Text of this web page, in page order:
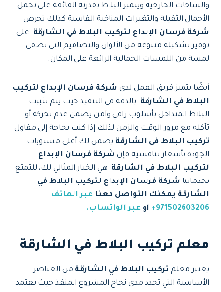
والساحات الخارجية ويتميز البلاط بقدرته الفائقة على تحمل
الأحمال الثقيلة والتغيرات المناخية القاسية كذلك تحرص
شركة فرسان الإبداع لتركيب البلاط في الشارقة على
توفير تشكيلة متنوعة من الألوان والتصاميم التي تضفي
لمسة من اللمسات الجمالية الرائعة على المكان.
أيضًا يتميز فريق العمل لدى شركة فرسان الإبداع لتركيب
البلاط في الشارقة بالدقة في التنفيذ حيث يتم تثبيت
البلاط المتداخل بأسلوب راقي وآمن يضمن عدم تحركه أو
تآكله مع مرور الوقت والزمن لذلك إذا كنت بحاجة إلى مقاول
تركيب البلاط في الشارقة يضمن لك أعلى مستويات
الجودة بأسعار تنافسية فإن شركة فرسان الإبداع
لتركيب البلاط في الشارقة هي الخيار المثالي لك، للتمتع
بخدماتنا شركة فرسان الإبداع لتركيب البلاط في
الشارقة يمكنك التواصل معنا عبر الهاتف
971502603206+
او عبر الواتساب.
معلم تركيب البلاط في الشارقة
يعتبر معلم تركيب البلاط في الشارقة من العناصر
الأساسية التي تحدد مدى نجاح المشروع المنفذ حيث يعتمد